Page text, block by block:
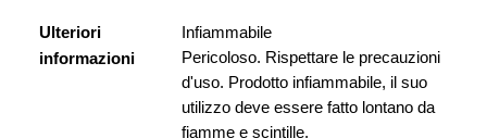
Ulteriori
informazioni
Infiammabile
Pericoloso. Rispettare le precauzioni
d'uso. Prodotto infiammabile, il suo
utilizzo deve essere fatto lontano da
fiamme e scintille.